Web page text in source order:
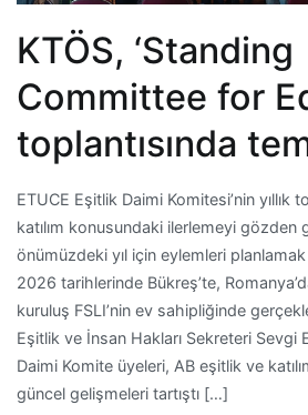
KTÖS, ‘Standing
Committee for
toplantısında
ETUCE Eşitlik Daimi Komitesi’nin yıllık
katılım konusundaki ilerlemeyi gözden
önümüzdeki yıl için eylemleri
2026 tarihlerinde Bükreş’te,
kuruluş FSLI’nin ev sahipliğinde
Eşitlik ve İnsan Hakları Sekreteri Sevgi
Daimi Komite üyeleri, AB eşitlik ve
güncel gelişmeleri tartıştı […]